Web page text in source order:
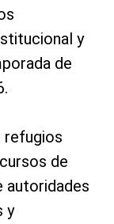
y
de
refugios
de
autoridades
y